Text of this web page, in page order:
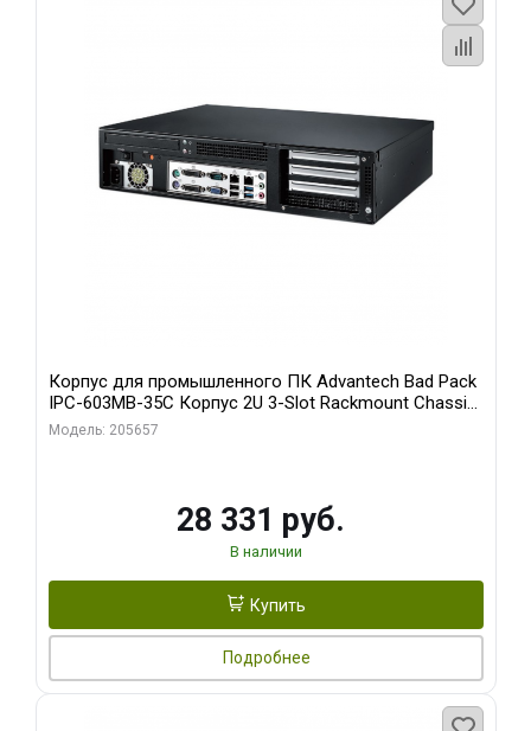
Корпус для промышленного ПК Advantech Bad Pack
IPC-603MB-35C Корпус 2U 3-Slot Rackmount Chassis
for ATX/MicroATX Motherboard with Front I Advantech
Модель: 205657
28 331 руб.
В наличии
Купить
Подробнее